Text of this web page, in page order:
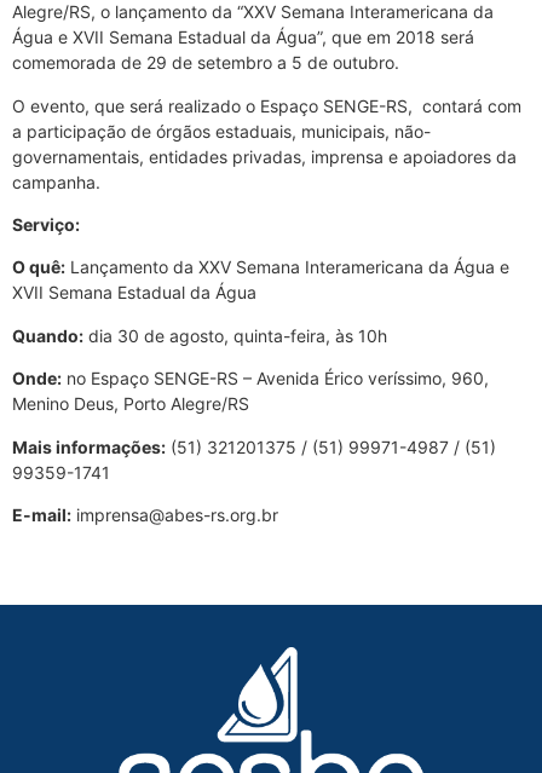
Alegre/RS, o lançamento da “XXV Semana Interamericana da
Água e XVII Semana Estadual da Água”, que em 2018 será
comemorada de 29 de setembro a 5 de outubro.
O evento, que será realizado o Espaço SENGE-RS, contará com
a participação de órgãos estaduais, municipais, não-
governamentais, entidades privadas, imprensa e apoiadores da
campanha.
Serviço:
O quê: Lançamento da XXV Semana Interamericana da Água e
XVII Semana Estadual da Água
Quando: dia 30 de agosto, quinta-feira, às 10h
Onde: no Espaço SENGE-RS – Avenida Érico veríssimo, 960,
Menino Deus, Porto Alegre/RS
Mais informações: (51) 321201375 / (51) 99971-4987 / (51)
99359-1741
E-mail: imprensa@abes-rs.org.br